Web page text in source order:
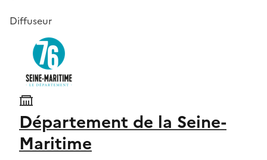
Diffuseur
Département de la Seine-
Maritime